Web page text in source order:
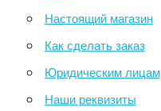
Настоящий магазин
Как сделать заказ
Юридическим лицам
Наши реквизиты